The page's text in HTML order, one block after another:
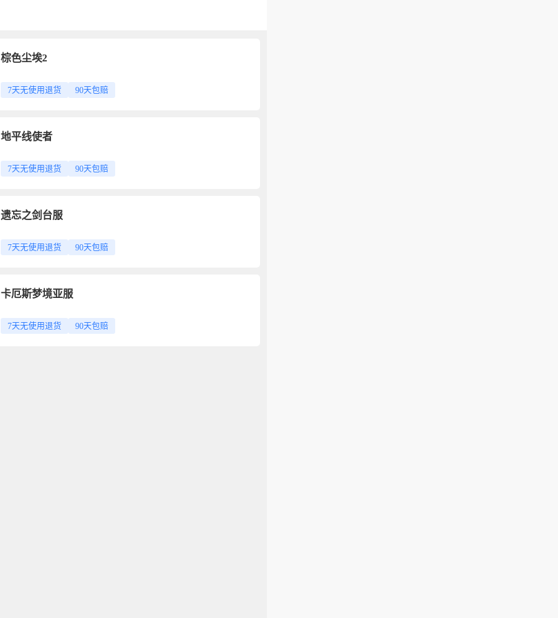
棕色尘埃2
7天无使用退货 90天包赔
地平线使者
7天无使用退货 90天包赔
遗忘之剑台服
7天无使用退货 90天包赔
卡厄斯梦境亚服
7天无使用退货 90天包赔